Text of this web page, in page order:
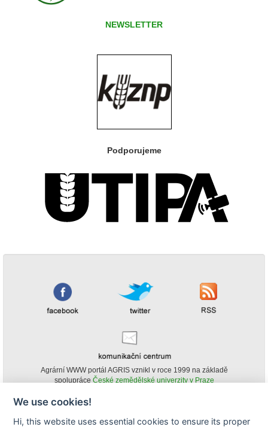
NEWSLETTER
Podporujeme
Agrární WWW portál AGRIS vznikl v roce 1999 na základě
spolupráce České zemědělské univerzity v Praze
obsahu agrárního WWW portálu AGRIS je možné
We use cookies!
Hi, this website uses essential cookies to ensure its proper